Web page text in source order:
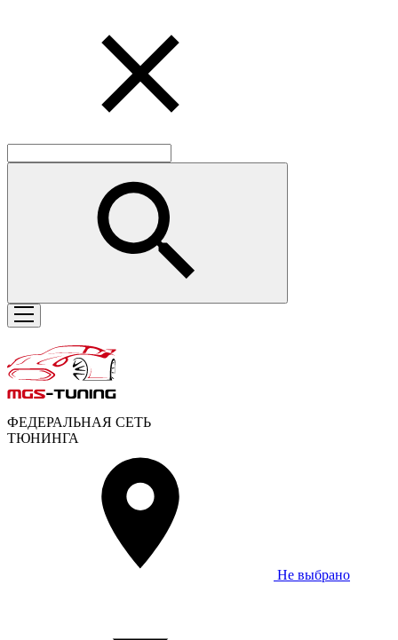
ФЕДЕРАЛЬНАЯ СЕТЬ
ТЮНИНГА
Не выбрано